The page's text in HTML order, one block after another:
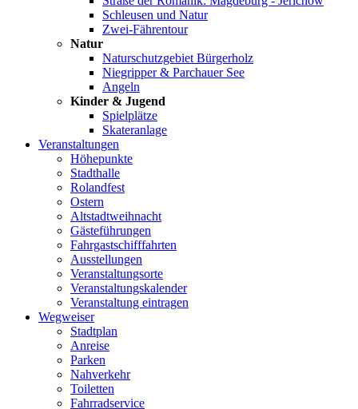
Schleusen und Natur
Zwei-Fährentour
Natur
Naturschutzgebiet Bürgerholz
Niegripper & Parchauer See
Angeln
Kinder & Jugend
Spielplätze
Skateranlage
Veranstaltungen
Höhepunkte
Stadthalle
Rolandfest
Ostern
Altstadtweihnacht
Gästeführungen
Fahrgastschifffahrten
Ausstellungen
Veranstaltungsorte
Veranstaltungskalender
Veranstaltung eintragen
Wegweiser
Stadtplan
Anreise
Parken
Nahverkehr
Toiletten
Fahrradservice